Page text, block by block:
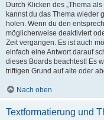
Durch Klicken des „Thema
kannst du das Thema wieder
holen. Wenn du den
möglicherweise deaktiviert
Zeit vergangen. Es ist auch
einfach eine Antwort darauf
dieses Boards beachtest! Es
triftigen Grund auf alte oder
Nach oben
Textformatierung und